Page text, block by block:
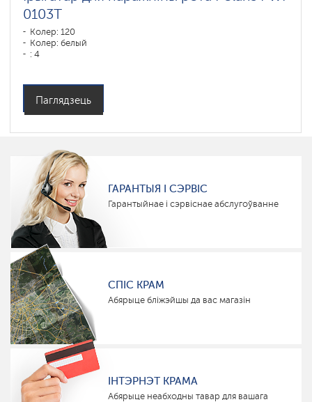
0103T
Колер: 120
Колер: белый
: 4
Паглядзець
ГАРАНТЫЯ І СЭРВІС
Гарантыйнае і сэрвіснае абслугоўванне
СПІС КРАМ
Абярыце бліжэйшы да вас магазін
ІНТЭРНЭТ КРАМА
Абярыце неабходны тавар для вашага